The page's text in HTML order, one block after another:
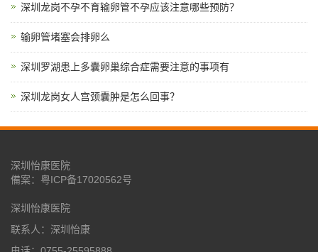
深圳龙岗不孕不育输卵管不孕应该注意哪些预防？
输卵管堵塞会排卵么
深圳罗湖患上多囊卵巢综合症需要注意的事项有
深圳龙岗女人宫颈囊肿是怎么回事？
深圳怡康医院
備案： 粤ICP备17020562号
深圳怡康医院
联系人：深圳怡康